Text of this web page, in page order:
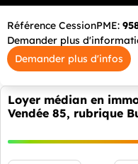
Référence CessionPME:
Demander plus
Demander plus d'infos
Loyer médian en
Vendée 85, rubrique